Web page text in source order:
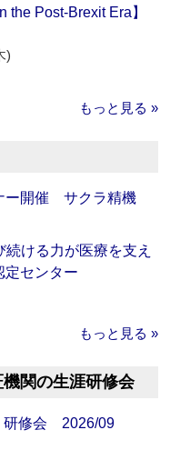
the Post-Brexit Era】
)
もっと見る »
ー開催 サクラ精機
ける力が医療を支え
センター
もっと見る »
関の生涯研修会
研修会 2026/09